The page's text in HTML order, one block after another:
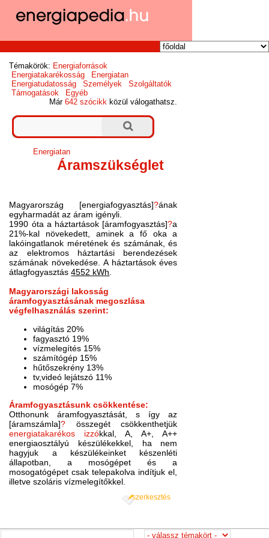
Témakörök: Energiaforrások
Energiatakarékosság
Energiatan
Energiatudatosság
Személyek
Szolgáltatók
Támogatások
Egyéb
Már642 szócikk közül válogathatsz.
Energiatan
Áramszükséglet
Magyarország [energiafogyasztás]?ának
egyharmadát az áram igényli.
1990 óta a háztartások [áramfogyasztás]?a
21%-kal növekedett, aminek a fő oka a
lakóingatlanok méretének és számának, és
az elektromos háztartási berendezések
számának növekedése. A háztartások éves
átlagfogyasztás4552 kWh.
Magyarországi lakosság
áramfogyasztásának megoszlása
végfelhasználás szerint:
világítás 20%
fagyasztó 19%
vízmelegítés 15%
számítógép 15%
hűtőszekrény 13%
tv,videó lejátszó 11%
mosógép 7%
Áramfogyasztásunk csökkentése:
Otthonunk áramfogyasztását, s így az
[áramszámla]? összegét csökkenthetjük
energiatakarékos izzókkal, A, A+, A++
energiaosztályú készülékekkel, ha nem
hagyjuk a készülékeinket készenléti
állapotban, a mosógépet és a
mosogatógépet csak telepakolva indítjuk el,
illetve szoláris vízmelegítőkkel.
szerkesztés